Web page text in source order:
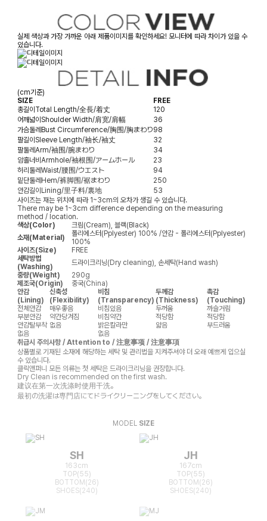
실제 색상과 가장 가까운 아래 제품이미지를 확인하세요! 모니터에 따라 차이가 있을 수
있습니다.
(cm기준)
SIZE
FREE
총길이Total Length/全長/着丈
120
어깨넓이Shoulder Width/肩宽/肩幅
36
가슴둘레Bust Circumference/胸围/胸まわり98
팔길이Sleeve Length/袖长/袖丈
32
팔둘레Arm/袖围/腕まわり
34
암홀너비Armhole/袖根围/アームホール
23
허리둘레Waist/腰围/ウエスト
94
밑단둘레Hem/裤脚围/裾まわり
250
안감길이Lining/里子料/裏地
53
사이즈는 재는 위치에 따라 1~3cm의 오차가 생길 수 있습니다.
There may be 1~3cm difference depending on the measuring
method / location.
색상(Color)
크림(Cream), 블랙(Black)
소재(Material)
폴리에스터(Pplyester) 100% /안감 - 폴리에스터(Pplyester)
100%
사이즈(Size)
FREE
세탁방법
(Washing)
드라이크리닝(Dry cleaning), 손세탁(Hand wash)
중량(Weight)
290g
제조국(Origin)
중국(China)
안감
(Lining)
신축성
(Flexibility)
비침
(Transparency)
두께감
(Thickness)
촉감
(Touching)
전체안감
매우좋음 비침있음 두꺼움
까슬거림
부분안감
약간당겨짐 비침약간 적당함
적당함
안감탈부착 없음 밝은칼라만 얇음
부드러움
없음
없음
취급시 주의사항 / Attention to / 注意事项 / 注意事項
상품별로 기재된 소재에 해당하는 세탁 및 관리법을 지켜주셔야 더 오래 예쁘게 입으실
수 있습니다.
클릭앤퍼니 모든 의류는 첫 세탁은 드라이크리닝을 권장합니다.
Dry Clean is recommended on the first wash.
建议在第一次洗涤时使用干洗。
最初の洗濯は専門店にてドライクリーニングをしてください。
MODEL SIZE
SH
163cm
TOP(55)
BOTTOM(26)
SHOES(240)
JH
167cm
TOP(55)
BOTTOM(26)
SHOES(240)